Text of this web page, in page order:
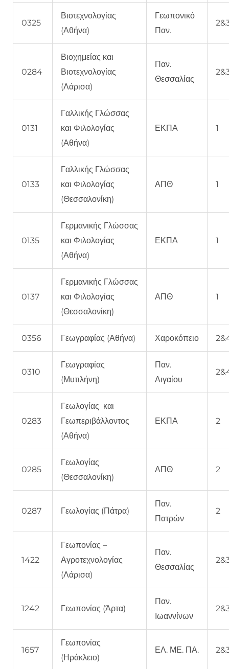
0325
Βιοτεχνολογίας
(Αθήνα)
Γεωπονικό
Παν.
0284
Βιοχημείας και
Βιοτεχνολογίας
(Λάρισα)
Παν.
Θεσσαλίας
0131
Γαλλικής Γλώσσας
και Φιλολογίας
(Αθήνα)
ΕΚΠΑ 1
0133
Γαλλικής Γλώσσας
και Φιλολογίας
(Θεσσαλονίκη)
ΑΠΘ 1
0135
Γερμανικής Γλώσσας
και Φιλολογίας
(Αθήνα)
ΕΚΠΑ 1
0137
Γερμανικής Γλώσσας
και Φιλολογίας
(Θεσσαλονίκη)
ΑΠΘ 1
0356 Γεωγραφίας (Αθήνα) Χαροκόπειο
0310
Γεωγραφίας
(Μυτιλήνη)
Παν.
Αιγαίου
0283
Γεωλογίας και
Γεωπεριβάλλοντος
(Αθήνα)
ΕΚΠΑ 2
0285
Γεωλογίας
(Θεσσαλονίκη)
ΑΠΘ 2
0287 Γεωλογίας (Πάτρα)
Παν.
Πατρών
2
1422
Γεωπονίας –
Αγροτεχνολογίας
(Λάρισα)
Παν.
Θεσσαλίας
1242 Γεωπονίας (Άρτα)
Παν.
Ιωαννίνων
1657
Γεωπονίας
(Ηράκλειο)
ΕΛ. ΜΕ. ΠΑ.